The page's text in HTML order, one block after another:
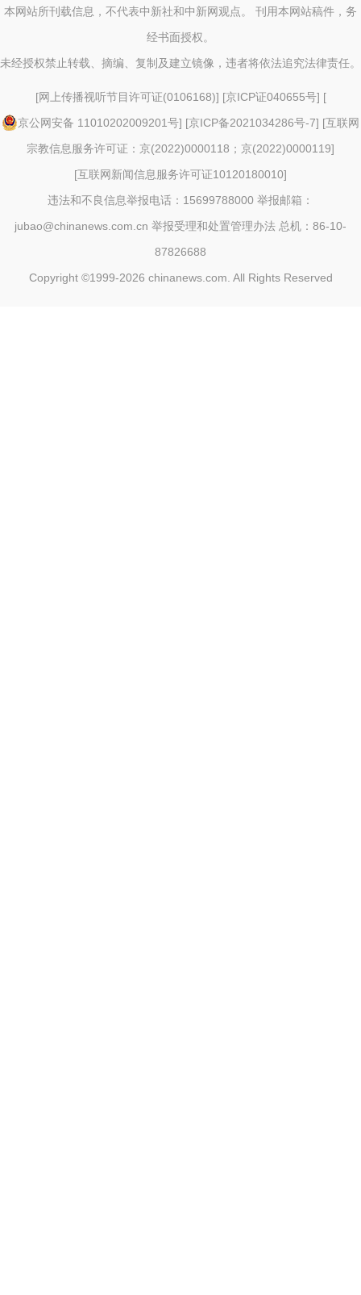
本网站所刊载信息，不代表中新社和中新网观点。 刊用本网站稿件，务
经书面授权。
未经授权禁止转载、摘编、复制及建立镜像，违者将依法追究法律责任。
[网上传播视听节目许可证(0106168)] [京ICP证040655号] [
京公网安备 11010202009201号] [京ICP备2021034286号-7] [互联网
宗教信息服务许可证：京(2022)0000118；京(2022)0000119]
[互联网新闻信息服务许可证10120180010]
违法和不良信息举报电话：15699788000 举报邮箱：
jubao@chinanews.com.cn 举报受理和处置管理办法 总机：86-10-
87826688
Copyright ©1999-2026 chinanews.com. All Rights Reserved